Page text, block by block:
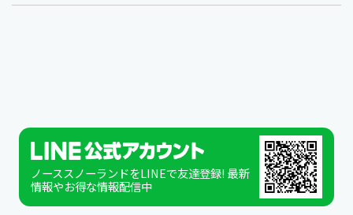
ノーススノーランドをLINEで友達登録! 最新
情報やお得な情報配信中